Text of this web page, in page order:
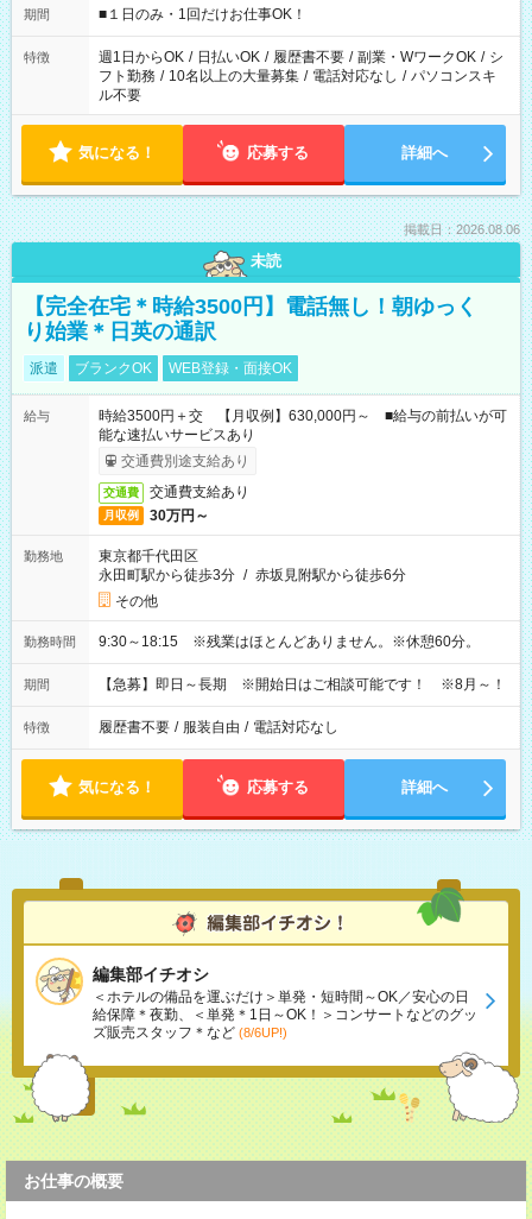
げるお仕事も！ ご希望のお時間に合わせてご紹介！ ※シフトは
ください！
期間 ■１日のみ・1回だけお仕事OK！
特徴 週1日からOK / 日払いOK / 履歴書不要 / 副業・WワークOK / シ
フト勤務 / 10名以上の大量募集 / 電話対応なし / パソコンスキ
ル不要
気になる！ 応募する 詳細へ
掲載日：2026.08.06
未読
【完全在宅＊時給3500円】電話無し！朝ゆっく
り始業＊日英の通訳
派遣 ブランクOK WEB登録・面接OK
給与
時給3500円＋交 【月収例】630,000円～ ■給与の前払いが可
能な速払いサービスあり
交通費別途支給あり
交通費 交通費支給あり
月収例 30万円～
勤務地
東京都千代田区
永田町駅から徒歩3分 / 赤坂見附駅から徒歩6分
その他
勤務時間 9:30～18:15 ※残業はほとんどありません。※休憩60分。
期間 【急募】即日～長期 ※開始日はご相談可能です！ ※8月～！
特徴 履歴書不要 / 服装自由 / 電話対応なし
気になる！ 応募する 詳細へ
編集部イチオシ
＜ホテルの備品を運ぶだけ＞単発・短時間～OK／安心の日
給保障＊夜勤、＜単発＊1日～OK！＞コンサートなどのグッ
ズ販売スタッフ＊など (8/6UP!)
お仕事の概要